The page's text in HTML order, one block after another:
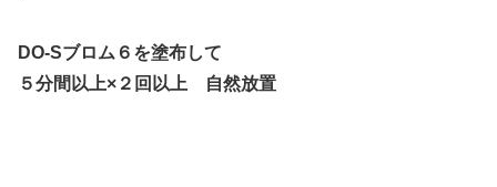
DO-Sブロム６を塗布して
５分間以上×２回以上 自然放置